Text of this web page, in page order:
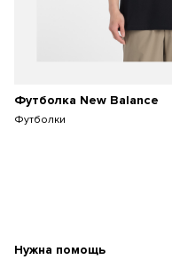
Футболка New Balance
Футболки
Нужна помощь